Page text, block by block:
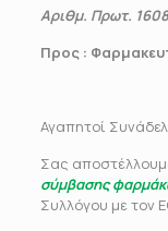
Αριθμ. Πρωτ. 1608
Προς:
Αγαπητοί
Σας
σύμβασης
Συλλόγου με τον